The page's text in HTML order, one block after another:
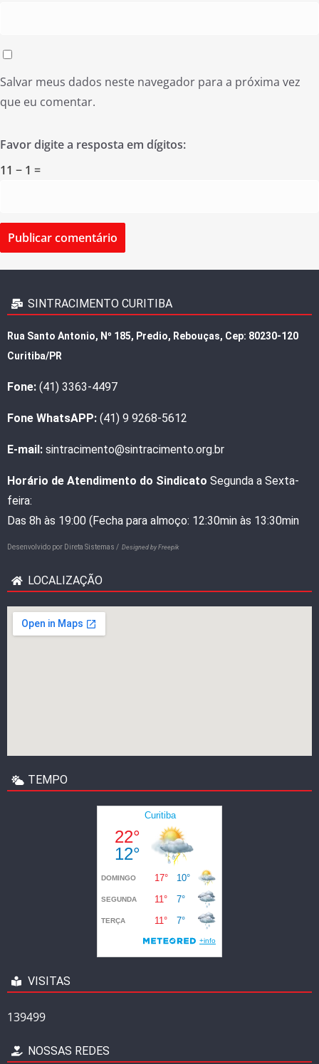
Salvar meus dados neste navegador para a próxima vez
que eu comentar.
Favor digite a resposta em dígitos:
11 − 1 =
SINTRACIMENTO CURITIBA
Rua Santo Antonio, Nº 185, Predio, Rebouças, Cep: 80230-120
Curitiba/PR
Fone: (41) 3363-4497
Fone WhatsAPP: (41) 9 9268-5612
E-mail: sintracimento@sintracimento.org.br
Horário de Atendimento do Sindicato Segunda a Sexta-
feira:
Das 8h às 19:00 (Fecha para almoço: 12:30min às 13:30min
Desenvolvido por Direta Sistemas / Designed by Freepik
LOCALIZAÇÃO
TEMPO
VISITAS
139499
NOSSAS REDES